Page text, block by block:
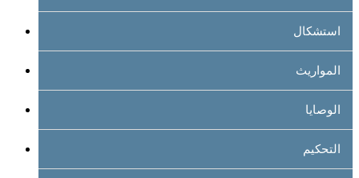
استشكال
المواريث
الوصايا
التحكيم